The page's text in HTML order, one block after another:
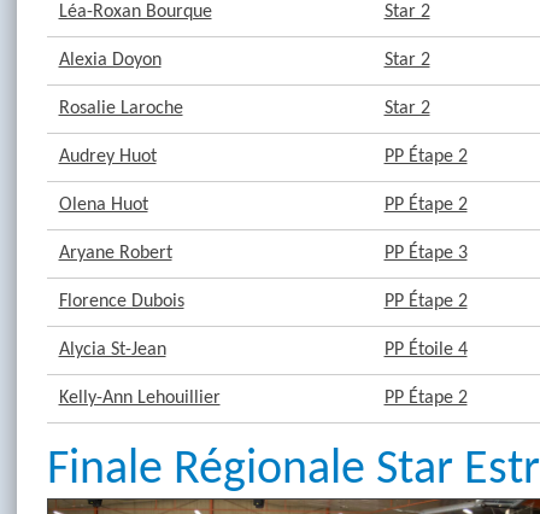
Léa-Roxan Bourque Star 2
Alexia Doyon Star 2
Rosalie Laroche Star 2
Audrey Huot PP Étape 2
Olena Huot PP Étape 2
Aryane Robert PP Étape 3
Florence Dubois PP Étape 2
Alycia St-Jean PP Étoile 4
Kelly-Ann Lehouillier PP Étape 2
Finale Régionale Star